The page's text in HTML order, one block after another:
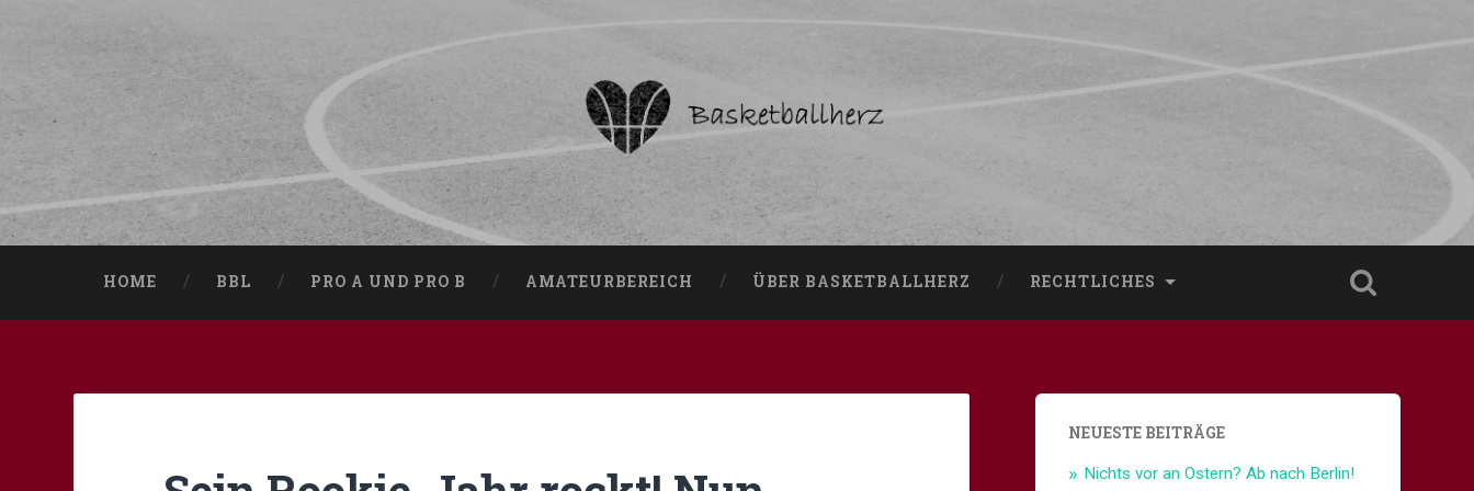
HOME BBL PRO A UND PRO B AMATEURBEREICH ÜBER BASKETBALLHERZ RECHTLICHES
NEUESTE BEITRÄGE
Nichts vor an Ostern? Ab nach Berlin!